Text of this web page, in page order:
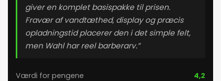
25. maj 2026
26. maj 2026
giver en komplet basispakke til prisen.
Fravær af vandtæthed, display og præcis
opladningstid placerer den i det simple felt,
men Wahl har reel barberarv.”
Værdi for pengene 4,2